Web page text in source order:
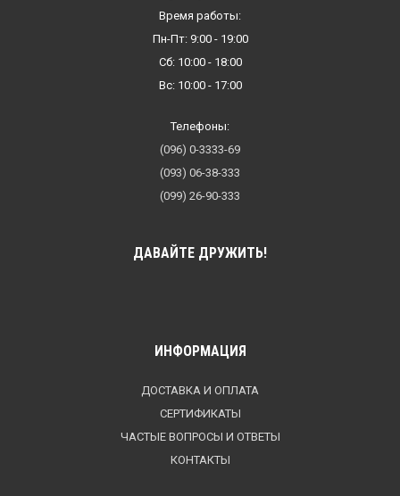
Время работы:
Пн-Пт: 9:00 - 19:00
Сб: 10:00 - 18:00
Вс: 10:00 - 17:00
Телефоны:
(096) 0-3333-69
(093) 06-38-333
(099) 26-90-333
ДАВАЙТЕ ДРУЖИТЬ!
ИНФОРМАЦИЯ
ДОСТАВКА И ОПЛАТА
СЕРТИФИКАТЫ
ЧАСТЫЕ ВОПРОСЫ И ОТВЕТЫ
КОНТАКТЫ